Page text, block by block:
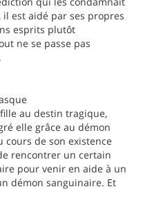
il est aidé par ses propres
esprits plutôt
ne se passe pas
au destin tragique,
elle grâce au démon
cours de son existence
rencontrer un certain
pour venir en aide à un
démon sanguinaire. Et